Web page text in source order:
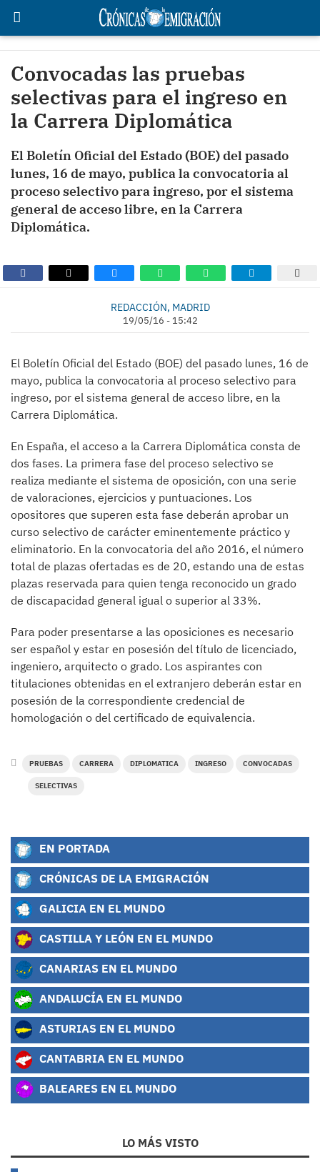
Convocadas las pruebas
selectivas para el ingreso en
la Carrera Diplomática
El Boletín Oficial del Estado (BOE) del pasado
lunes, 16 de mayo, publica la convocatoria al
proceso selectivo para ingreso, por el sistema
general de acceso libre, en la Carrera
Diplomática.
REDACCIÓN, MADRID
19/05/16 - 15:42
El Boletín Oficial del Estado (BOE) del pasado lunes, 16 de
mayo, publica la convocatoria al proceso selectivo para
ingreso, por el sistema general de acceso libre, en la
Carrera Diplomática.
En España, el acceso a la Carrera Diplomática consta de
dos fases. La primera fase del proceso selectivo se
realiza mediante el sistema de oposición, con una serie
de valoraciones, ejercicios y puntuaciones. Los
opositores que superen esta fase deberán aprobar un
curso selectivo de carácter eminentemente práctico y
eliminatorio. En la convocatoria del año 2016, el número
total de plazas ofertadas es de 20, estando una de estas
plazas reservada para quien tenga reconocido un grado
de discapacidad general igual o superior al 33%.
Para poder presentarse a las oposiciones es necesario
ser español y estar en posesión del título de licenciado,
ingeniero, arquitecto o grado. Los aspirantes con
titulaciones obtenidas en el extranjero deberán estar en
posesión de la correspondiente credencial de
homologación o del certificado de equivalencia.
PRUEBAS CARRERA DIPLOMATICA INGRESO CONVOCADAS
SELECTIVAS
EN PORTADA
CRÓNICAS DE LA EMIGRACIÓN
GALICIA EN EL MUNDO
CASTILLA Y LEÓN EN EL MUNDO
CANARIAS EN EL MUNDO
ANDALUCÍA EN EL MUNDO
ASTURIAS EN EL MUNDO
CANTABRIA EN EL MUNDO
BALEARES EN EL MUNDO
LO MÁS VISTO